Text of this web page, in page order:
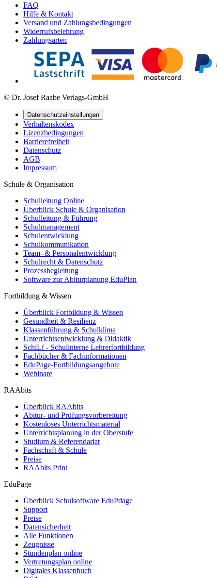
FAQ
Hilfe & Kontakt
Versand und Zahlungsbedingungen
Widerrufsbelehrung
Zahlungsarten
© Dr. Josef Raabe Verlags-GmbH
Datenschutzeinstellungen
Verhaltenskodex
Lizenzbedingungen
Barrierefreiheit
Datenschutz
AGB
Impressum
Schule & Organisation
Schulleitung Online
Überblick Schule & Organisation
Schulleitung & Führung
Schulmanagement
Schulentwicklung
Schulkommunikation
Team- & Personalentwicklung
Schulrecht & Datenschutz
Prozessbegleitung
Software zur Abiturplanung EduPlan
Fortbildung & Wissen
Überblick Fortbildung & Wissen
Gesundheit & Resilienz
Klassenführung & Schulklima
Unterrichtsentwicklung & Didaktik
SchiLf - Schulinterne Lehrerfortbildung
Fachbücher & Fachinformationen
EduPage-Fortbildungsangebote
Webinare
RAAbits
Überblick RAAbits
Abitur- und Prüfungsvorbereitung
Kostenloses Unterrichtsmaterial
Unterrichtsplanung in der Oberstufe
Studium & Referendariat
Fachschaft & Schule
Preise
RAAbits Print
EduPage
Überblick Schulsoftware EduPdage
Support
Preise
Datensicherheit
Alle Funktionen
Zeugnisse
Stundenplan online
Vertretungsplan online
Digitales Klassenbuch